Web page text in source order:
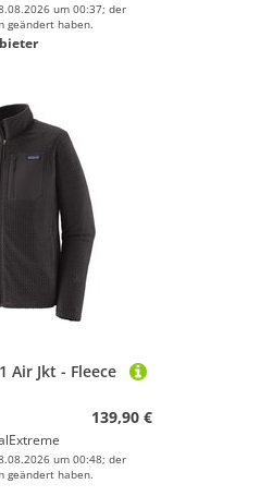
um 00:37; der
geändert haben.
Air Jkt - Fleece
139,90 €
um 00:48; der
geändert haben.